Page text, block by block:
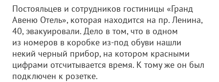
Постояльцев и сотрудников гостиницы «Гранд
Авеню Отель», которая находится на пр. Ленина,
40, эвакуировали. Дело в том, что в одном
из номеров в коробке из-под обуви нашли
некий черный прибор, на котором красными
цифрами отсчитывается время. К тому же он был
подключен к розетке.